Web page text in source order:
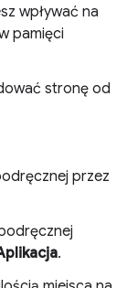
wpływać na
pamięci
stronę od
przez
.